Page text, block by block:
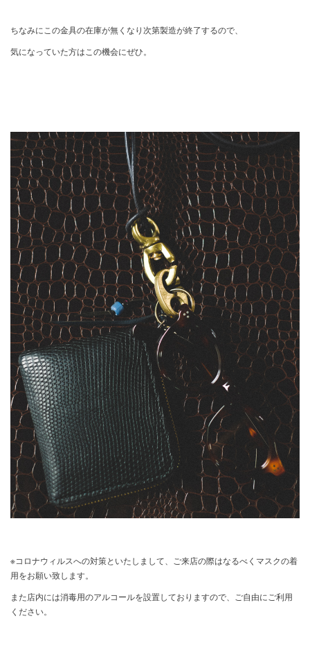
ちなみにこの金具の在庫が無くなり次第製造が終了するので、
気になっていた方はこの機会にぜひ。
※コロナウィルスへの対策といたしまして、ご来店の際はなるべくマスクの着
用をお願い致します。
また店内には消毒用のアルコールを設置しておりますので、ご自由にご利用
ください。